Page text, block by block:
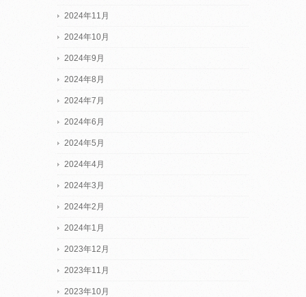
2024年11月
2024年10月
2024年9月
2024年8月
2024年7月
2024年6月
2024年5月
2024年4月
2024年3月
2024年2月
2024年1月
2023年12月
2023年11月
2023年10月